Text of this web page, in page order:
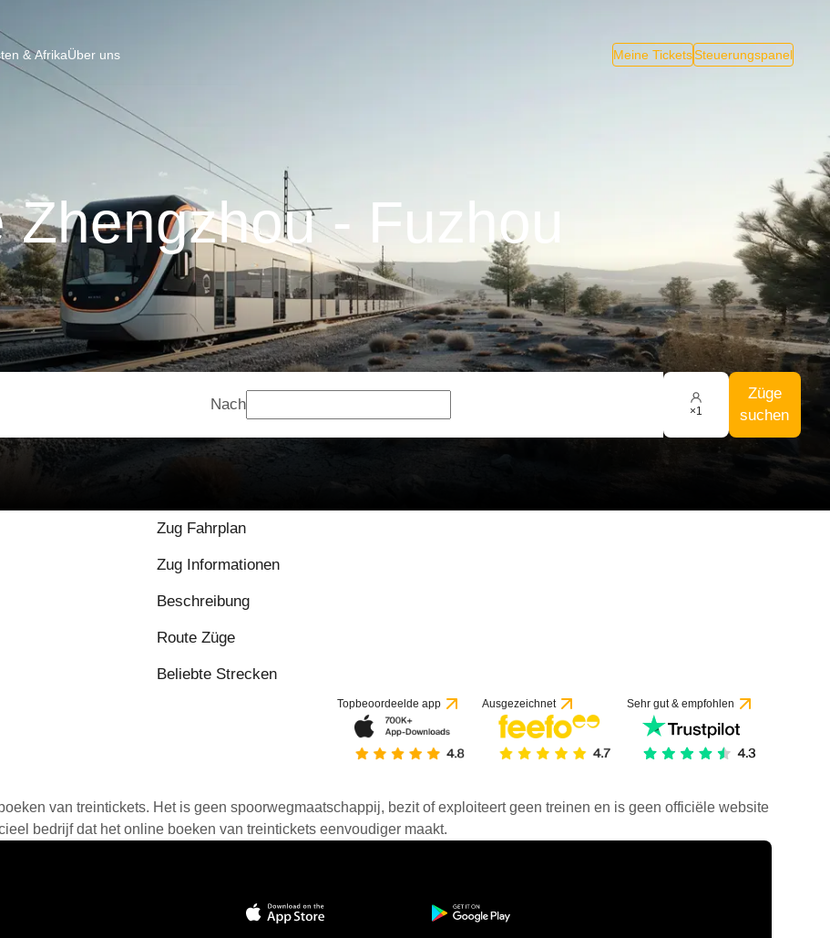
& AfrikaÜber uns Meine TicketsSteuerungspanel
- Fuzhou
Nach ×1
Züge
suchen
Zug Fahrplan
Zug Informationen
Beschreibung
Route Züge
Beliebte Strecken
Topbeoordeelde app Ausgezeichnet Sehr gut & empfohlen
van treintickets. Het is geen spoorwegmaatschappij, bezit of exploiteert geen treinen en is geen officiële website
bedrijf dat het online boeken van treintickets eenvoudiger maakt.